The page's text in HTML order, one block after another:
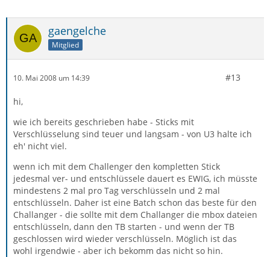
gaengelche
Mitglied
10. Mai 2008 um 14:39 #13
hi,
wie ich bereits geschrieben habe - Sticks mit
Verschlüsselung sind teuer und langsam - von U3 halte ich
eh' nicht viel.
wenn ich mit dem Challenger den kompletten Stick
jedesmal ver- und entschlüssele dauert es EWIG, ich müsste
mindestens 2 mal pro Tag verschlüsseln und 2 mal
entschlüsseln. Daher ist eine Batch schon das beste für den
Challanger - die sollte mit dem Challanger die mbox dateien
entschlüsseln, dann den TB starten - und wenn der TB
geschlossen wird wieder verschlüsseln. Möglich ist das
wohl irgendwie - aber ich bekomm das nicht so hin.